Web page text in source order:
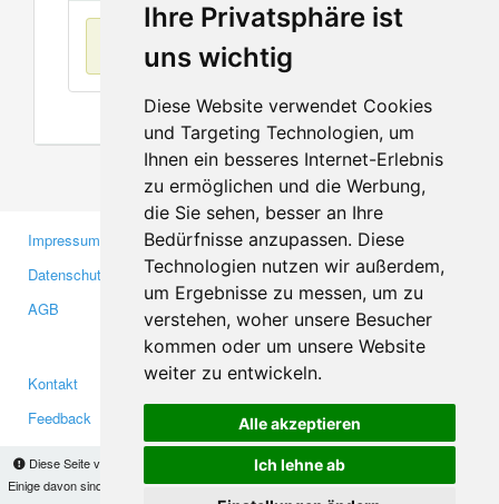
Ihre Privatsphäre ist
uns wichtig
Diese Website verwendet Cookies
und Targeting Technologien, um
Ihnen ein besseres Internet-Erlebnis
zu ermöglichen und die Werbung,
die Sie sehen, besser an Ihre
Bedürfnisse anzupassen. Diese
Technologien nutzen wir außerdem,
um Ergebnisse zu messen, um zu
verstehen, woher unsere Besucher
kommen oder um unsere Website
weiter zu entwickeln.
Alle akzeptieren
Ich lehne ab
Diese Seite verwendet Cookies, um Informationen auf Ihrem Computer zu speichern.
Einige davon sind notwendig, damit unsere Seite funktioniert, andere helfen uns dabei, das
Keine Einträge
Impressum
Datenschutzerklärung
AGB
Gewerbetreibende
Investoren
Medien
Kontakt
Feedback
Facebook
Twitter
YouTube
Google+